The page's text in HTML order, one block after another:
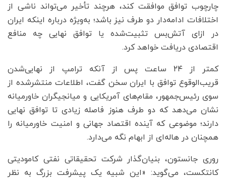
چارچوب توافق موافقت کند، هرچند تأخیر می‌تواند ناشی از
اختلافات ادامه‌دار دو طرف نیز باشد؛ به‌ویژه درباره اینکه ایران
در ازای آتش‌بس تثبیت‌شده یا توافق نهایی چه منافع
اقتصادی دریافت خواهد کرد.
کمتر از ۲۴ ساعت پس از آنکه ترامپ از نهایی‌شدن
قریب‌الوقوع توافق با ایران سخن گفت، اطلاعات منتشرشده از
سوی رئیس‌جمهور، مقام‌های آمریکایی و میانجیگران خاورمیانه
نشان می‌دهد که دو طرف هنوز فاصله زیادی تا توافق نهایی
دارند؛ موضوعی که آینده اقتصاد جهانی و امنیت خاورمیانه را
همچنان در هاله‌ای از ابهام نگه می‌دارد.
روری جانستون، بنیان‌گذار شرکت تحقیقاتی نفتی کامودیتی
کانتکست، می‌گوید: «این شبیه یک پیشرفت بزرگ به نظر